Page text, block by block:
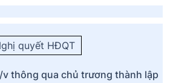
quyết HĐQT
thông qua chủ trương thành lập